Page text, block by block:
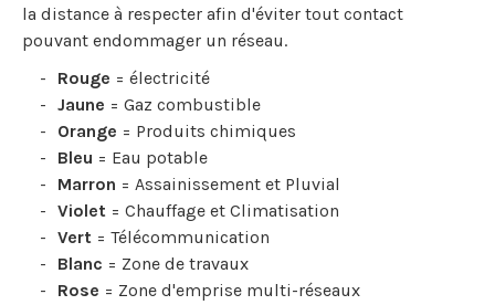
la distance à respecter afin d'éviter tout contact
pouvant endommager un réseau.
Rouge = électricité
Jaune = Gaz combustible
Orange = Produits chimiques
Bleu = Eau potable
Marron = Assainissement et Pluvial
Violet = Chauffage et Climatisation
Vert = Télécommunication
Blanc = Zone de travaux
Rose = Zone d'emprise multi-réseaux